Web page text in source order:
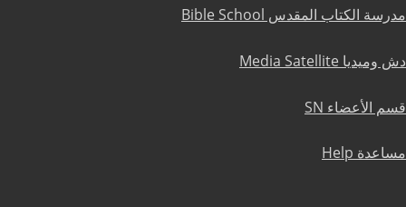
مدرسة الكتاب المقدس Bible School
دش وميديا Media Satellite
قسم الأعضاء SN
مساعدة Help